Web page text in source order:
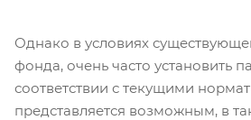
Однако в условиях
фонда, очень часто установить
соответствии с текущими
представляется возможным, в